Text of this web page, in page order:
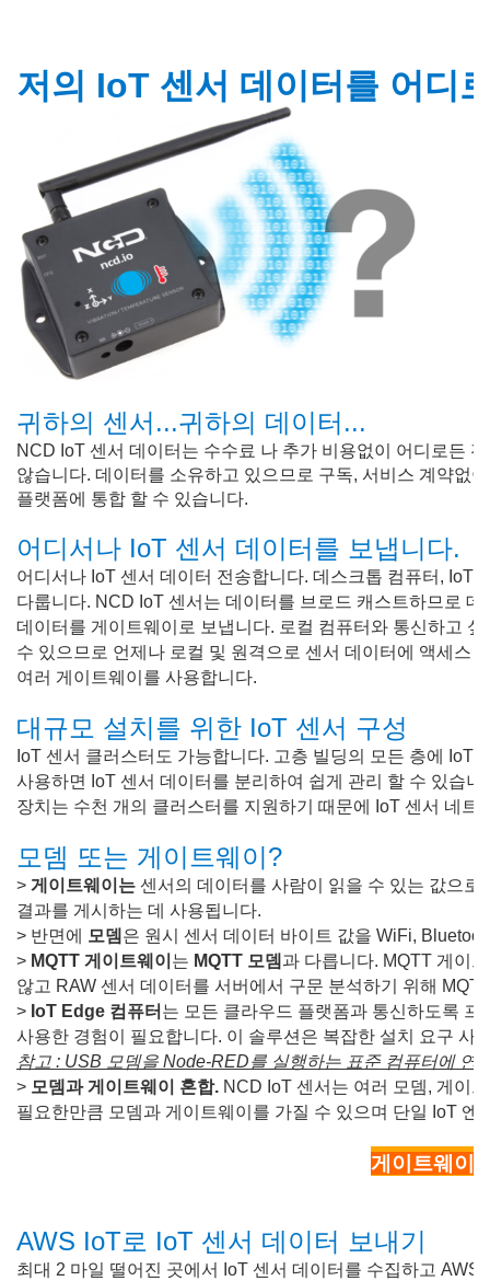
저의 IoT 센서 데이터를 어디
귀하의 센서...귀하의 데이터...
NCD IoT 센서 데이터는 수수료 나 추가 비용없이 어디로든
않습니다. 데이터를 소유하고 있으므로 구독, 서비스 계약없
플랫폼에 통합 할 수 있습니다.
어디서나 IoT 센서 데이터를 보냅니다.
어디서나 IoT 센서 데이터 전송합니다. 데스크톱 컴퓨터, IoT
다룹니다. NCD IoT 센서는 데이터를 브로드 캐스트하므로
데이터를 게이트웨이로 보냅니다. 로컬 컴퓨터와 통신하고
수 있으므로 언제나 로컬 및 원격으로 센서 데이터에 액세스
여러 게이트웨이를 사용합니다.
대규모 설치를 위한 IoT 센서 구성
IoT 센서 클러스터도 가능합니다. 고층 빌딩의 모든 층에 IoT
사용하면 IoT 센서 데이터를 분리하여 쉽게 관리 할 수 ​​있습
장치는 수천 개의 클러스터를 지원하기 때문에 IoT 센서 네
모뎀 또는 게이트웨이?
> 게이트웨이는 센서의 데이터를 사람이 읽을 수 있는 값으
결과를 게시하는 데 사용됩니다.
> 반면에 모뎀 은 원시 센서 데이터 바이트 값을 WiFi,
> MQTT 게이트웨이 는 MQTT 모뎀 과 다릅니다. MQTT 게이
않고 RAW 센서 데이터를 서버에서 구문 분석하기 위해
> IoT Edge 컴퓨터 는 모든 클라우드 플랫폼과 통신하도록
사용한 경험이 필요합니다. 이 솔루션은 복잡한 설치 요구
참고 : USB 모뎀을 Node-RED를 실행하는 표준 컴퓨터에
> 모뎀과 게이트웨이 혼합. NCD IoT 센서는 여러 모뎀, 게이
필요한만큼 모뎀과 게이트웨이를 가질 수 있으며 단일 IoT
게이트웨이
AWS IoT로 IoT 센서 데이터 보내기
최대 2 마일 떨어진 곳에서 IoT 센서 데이터를 수집하고